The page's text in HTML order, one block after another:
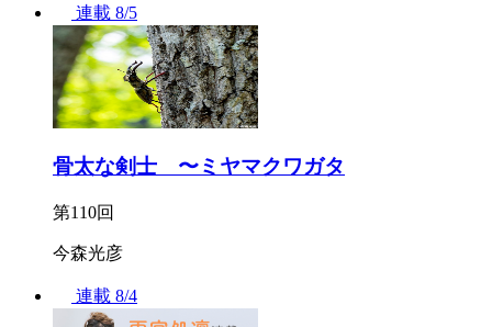
連載 8/5
骨太な剣士 〜ミヤマクワガタ
第110回
今森光彦
連載 8/4